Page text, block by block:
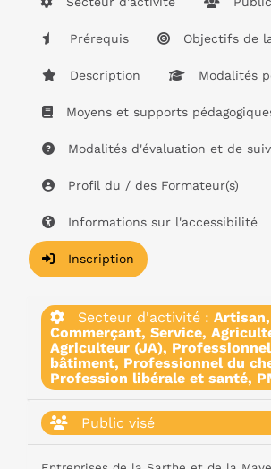
Prérequis Objectifs de
Description Modalités
Moyens et supports
Modalités d'évaluation et de
Profil du / des Formateur(s)
Informations sur l'accessibilité
Inscription
Secteur d'activité : Artisan,
Commerçant, Service,
Agriculteur (JA),
bâtiment, Professionnel du
Profession libérale et santé,
Public visé